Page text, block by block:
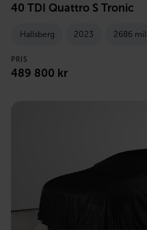
40 TDI Quattro S Tronic
Hallsberg 2023 2686 mil
PRIS
489 800 kr